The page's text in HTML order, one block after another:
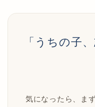
「うちの子
気になったら、ま